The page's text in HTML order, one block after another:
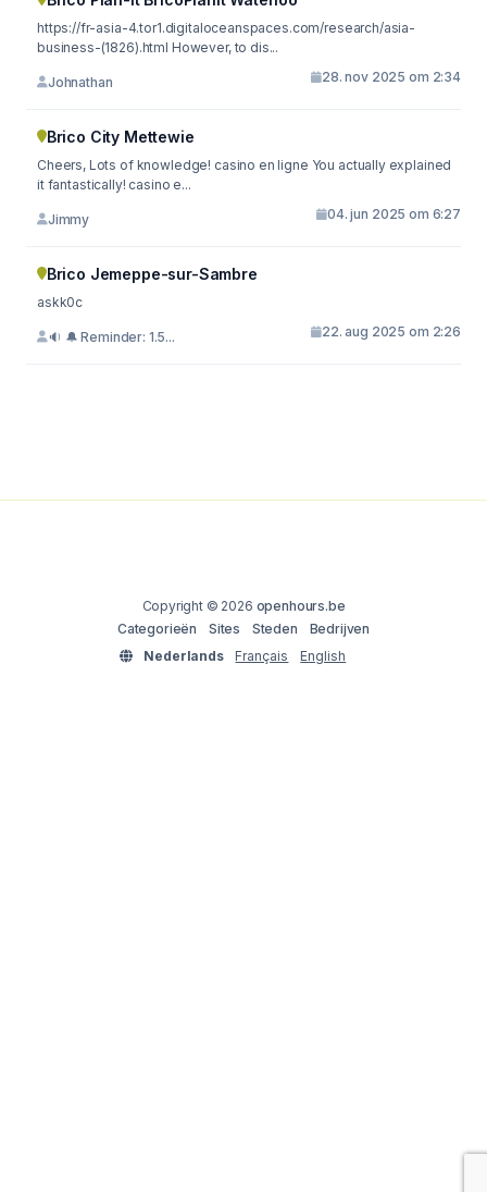
https://fr-asia-4.tor1.digitaloceanspaces.com/research/asia-
business-(1826).html However, to dis...
Johnathan 28. nov 2025 om 2:34
Brico City Mettewie
Cheers, Lots of knowledge! casino en ligne You actually explained
it fantastically! casino e...
Jimmy 04. jun 2025 om 6:27
Brico Jemeppe-sur-Sambre
askk0c
🔉 🔔 Reminder: 1.5... 22. aug 2025 om 2:26
Copyright © 2026 openhours.be
Categorieën
Sites Steden
Bedrijven
Nederlands
Français English